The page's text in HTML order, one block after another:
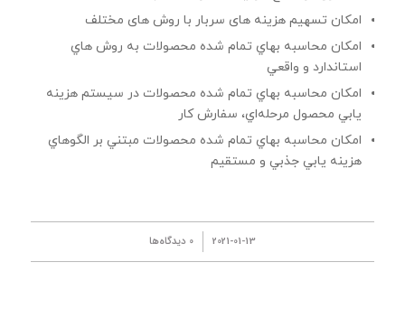
امکان تسهیم هزینه های سربار با روش های مختلف
امكان محاسبه بهاي تمام شده محصولات به روش هاي
استاندارد و واقعي
امكان محاسبه بهاي تمام شده محصولات در سيستم هزينه
يابي محصول مرحله‌اي، سفارش كار
امكان محاسبه بهاي تمام شده محصولات مبتني بر الگوهاي
هزينه يابي جذبي و مستقيم
2021-01-13 0 دیدگاه‌ها